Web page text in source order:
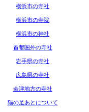
横浜市の寺社
横浜市の寺院
横浜市の神社
首都圏外の寺社
岩手県の寺社
広島県の寺社
会津地方の寺社
猫の足あとについて